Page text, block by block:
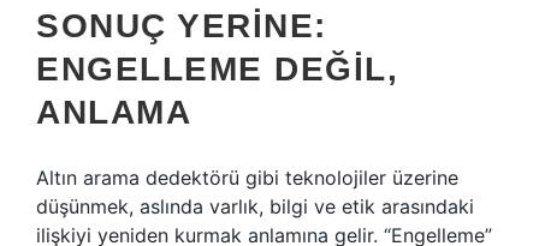
SONUÇ YERINE:
ENGELLEME DEĞIL,
ANLAMA
Altın arama dedektörü gibi teknolojiler üzerine
düşünmek, aslında varlık, bilgi ve etik arasındaki
ilişkiyi yeniden kurmak anlamına gelir. “Engelleme”